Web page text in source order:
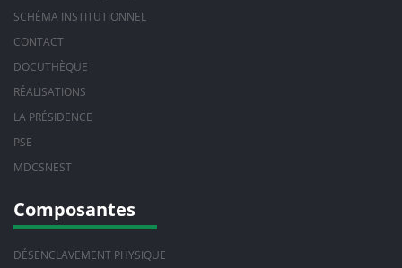
SCHÉMA INSTITUTIONNEL
CONTACT
DOCUTHÈQUE
RÉALISATIONS
LA PRÉSIDENCE
PSE
MDCSNEST
Composantes
DÉSENCLAVEMENT PHYSIQUE